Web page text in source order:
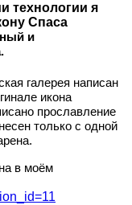
технологии я
Спаса
и
галерея написан
икона
прославление
только с одной
в моём